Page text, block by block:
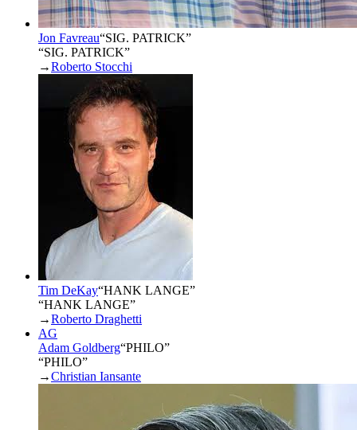
Jon Favreau“SIG. PATRICK”
“SIG. PATRICK”
→Roberto Stocchi
Tim DeKay“HANK LANGE”
“HANK LANGE”
→Roberto Draghetti
AG
Adam Goldberg“PHILO”
“PHILO”
→Christian Iansante